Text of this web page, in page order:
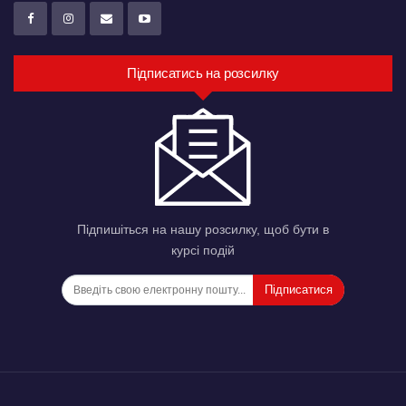
Підписатись на розсилку
Підпишіться на нашу розсилку, щоб бути в
курсі подій
Підписатися